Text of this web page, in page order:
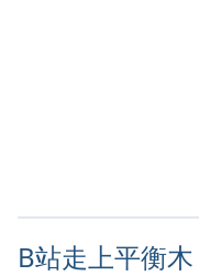
B站走上平衡